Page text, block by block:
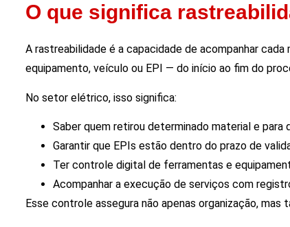
O que significa
A rastreabilidade é a capacidade de acompanhar
equipamento, veículo ou EPI — do início ao fim do
No setor elétrico, isso significa:
Saber quem retirou determinado material e para
Garantir que EPIs estão dentro do prazo de
Ter controle digital de ferramentas e
Acompanhar a execução de serviços com
Esse controle assegura não apenas organização,